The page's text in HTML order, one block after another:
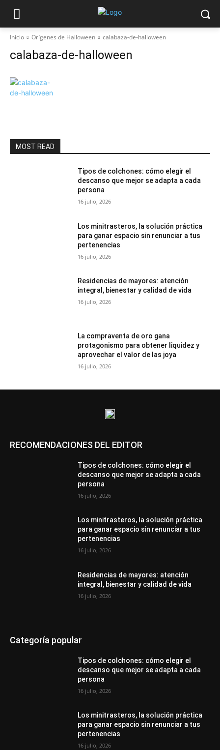
Inicio Orígenes de Halloween calabaza-de-halloween
calabaza-de-halloween
MOST READ
Tipos de colchones: cómo elegir el
descanso que mejor se adapta a cada
persona
16 julio, 2026
Los minitrasteros, la solución práctica
para ganar espacio sin renunciar a tus
pertenencias
16 julio, 2026
Residencias de mayores: atención
integral, bienestar y calidad de vida
16 julio, 2026
La compraventa de oro gana
protagonismo para obtener liquidez y
aprovechar el valor de las joya
16 julio, 2026
RECOMENDACIONES DEL EDITOR
Tipos de colchones: cómo elegir el
descanso que mejor se adapta a cada
persona
16 julio, 2026
Los minitrasteros, la solución práctica
para ganar espacio sin renunciar a tus
pertenencias
16 julio, 2026
Residencias de mayores: atención
integral, bienestar y calidad de vida
16 julio, 2026
Categoría popular
Tipos de colchones: cómo elegir el
descanso que mejor se adapta a cada
persona
16 julio, 2026
Los minitrasteros, la solución práctica
para ganar espacio sin renunciar a tus
pertenencias
16 julio, 2026